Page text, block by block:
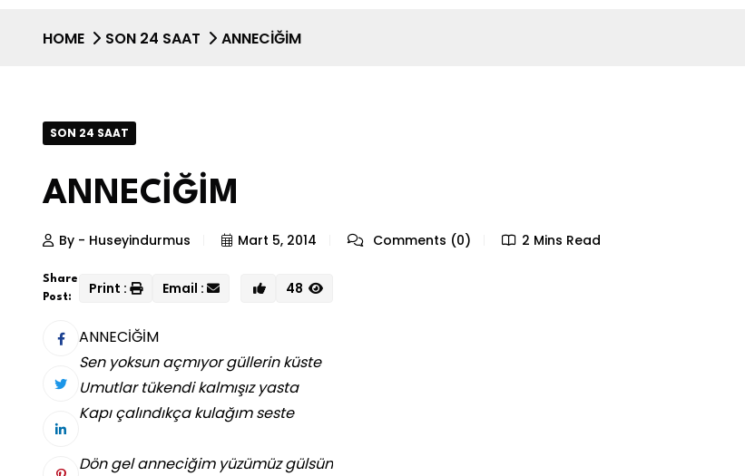
HOME SON 24 SAAT ANNECİĞİM
SON 24 SAAT
ANNECİĞİM
By - Huseyindurmus Mart 5, 2014 Comments (0) 2 Mins Read
Share
Post:
Print : Email : 48
ANNECİĞİM
Sen yoksun açmıyor güllerin küste
Umutlar tükendi kalmışız yasta
Kapı çalındıkça kulağım seste
Dön gel anneciğim yüzümüz gülsün